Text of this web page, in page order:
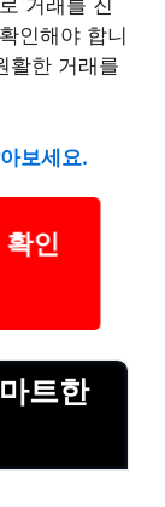
거래를 진
인해야 합니
활한 거래를
보세요.
인
트한